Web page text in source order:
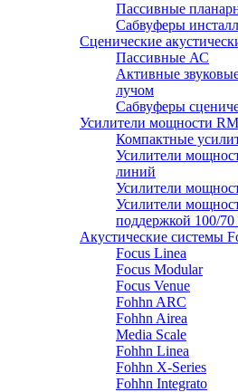
Пассивные
Сабвуферы
Сценические
Пассивные АС
Активные
лучом
Сабвуферы
Усилители мощности
Компактные
Усилители
линий
Усилители
Усилители
поддержкой 100/
Акустические системы
Focus Linea
Focus Modular
Focus Venue
Fohhn ARC
Fohhn Airea
Media Scale
Fohhn Linea
Fohhn X-Series
Fohhn Integrato